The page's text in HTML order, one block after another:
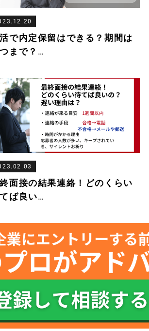
で内定保留はできる？期間は
まで？ …
面接の結果連絡！どのくらい
ば良い…